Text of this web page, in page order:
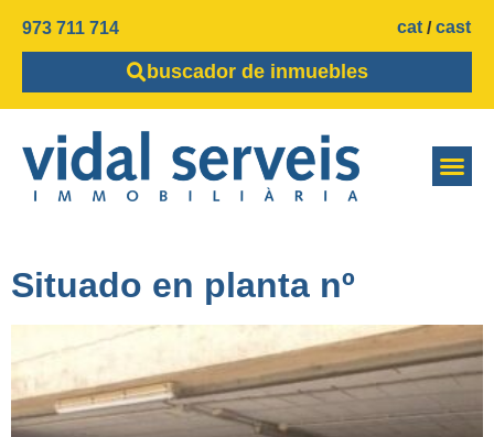
973 711 714 cat cast
buscador de inmuebles
Situado en planta nº